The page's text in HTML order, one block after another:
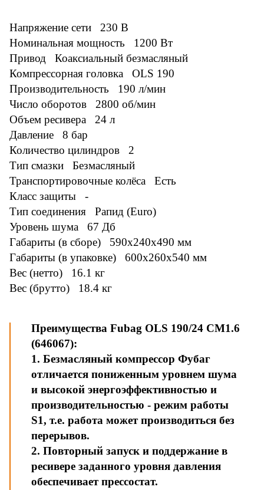
Напряжение сети 230 В
Номинальная мощность 1200 Вт
Привод Коаксиальный безмасляный
Компрессорная головка OLS 190
Производительность 190 л/мин
Число оборотов 2800 об/мин
Объем ресивера 24 л
Давление 8 бар
Количество цилиндров 2
Тип смазки Безмасляный
Транспортировочные колёса Есть
Класс защиты -
Тип соединения Рапид (Euro)
Уровень шума 67 Дб
Габариты (в сборе) 590x240x490 мм
Габариты (в упаковке) 600x260x540 мм
Вес (нетто) 16.1 кг
Вес (брутто) 18.4 кг
Преимущества Fubag OLS 190/24 CM1.6
(646067):
1. Безмасляный компрессор Фубаг
отличается пониженным уровнем шума
и высокой энергоэффективностью и
производительностью - режим работы
S1, т.е. работа может производиться без
перерывов.
2. Повторный запуск и поддержание в
ресивере заданного уровня давления
обеспечивает прессостат.